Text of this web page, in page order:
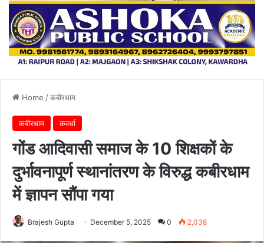
Home /कबीरधाम
कबीरधाम कवर्धा
गोंड आदिवासी समाज के 10 शिक्षकों के
दुर्भावनापूर्ण स्थानांतरण के विरुद्ध कबीरधाम
में ज्ञापन सौंपा गया
Brajesh Gupta December 5, 2025 0 2,038